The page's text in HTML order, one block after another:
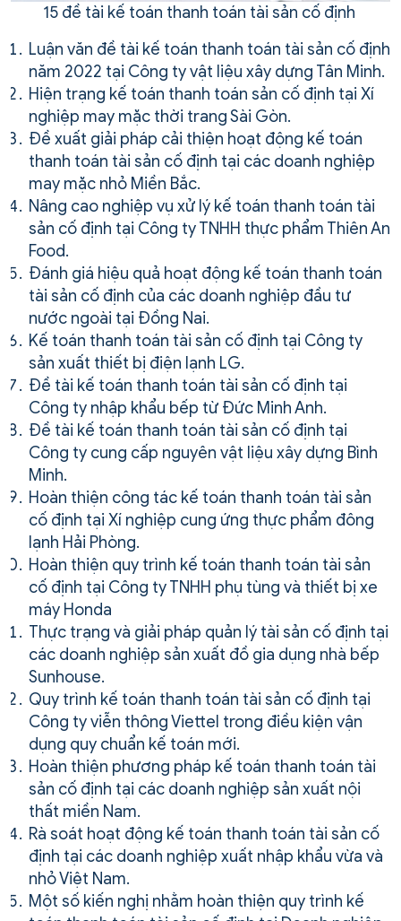
15 đề tài kế toán thanh toán tài sản cố định
Luận văn đề tài kế toán thanh toán tài sản cố định
năm 2022 tại Công ty vật liệu xây dựng Tân Minh.
Hiện trạng kế toán thanh toán sản cố định tại Xí
nghiệp may mặc thời trang Sài Gòn.
Đề xuất giải pháp cải thiện hoạt động kế toán
thanh toán tài sản cố định tại các doanh nghiệp
may mặc nhỏ Miền Bắc.
Nâng cao nghiệp vụ xử lý kế toán thanh toán tài
sản cố định tại Công ty TNHH thực phẩm Thiên An
Food.
Đánh giá hiệu quả hoạt động kế toán thanh toán
tài sản cố định của các doanh nghiệp đầu tư
nước ngoài tại Đồng Nai.
Kế toán thanh toán tài sản cố định tại Công ty
sản xuất thiết bị điện lạnh LG.
Đề tài kế toán thanh toán tài sản cố định tại
Công ty nhập khẩu bếp từ Đức Minh Anh.
Đề tài kế toán thanh toán tài sản cố định tại
Công ty cung cấp nguyên vật liệu xây dựng Bình
Minh.
Hoàn thiện công tác kế toán thanh toán tài sản
cố định tại Xí nghiệp cung ứng thực phẩm đông
lạnh Hải Phòng.
Hoàn thiện quy trình kế toán thanh toán tài sản
cố định tại Công ty TNHH phụ tùng và thiết bị xe
máy Honda
Thực trạng và giải pháp quản lý tài sản cố định tại
các doanh nghiệp sản xuất đồ gia dụng nhà bếp
Sunhouse.
Quy trình kế toán thanh toán tài sản cố định tại
Công ty viễn thông Viettel trong điều kiện vận
dụng quy chuẩn kế toán mới.
Hoàn thiện phương pháp kế toán thanh toán tài
sản cố định tại các doanh nghiệp sản xuất nội
thất miền Nam.
Rà soát hoạt động kế toán thanh toán tài sản cố
định tại các doanh nghiệp xuất nhập khẩu vừa và
nhỏ Việt Nam.
Một số kiến nghị nhằm hoàn thiện quy trình kế